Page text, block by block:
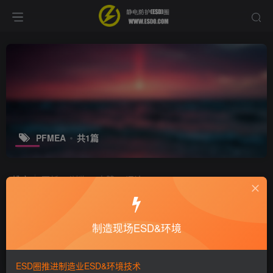
PFMEA 共1篇
排序 更新 浏览 点赞 评论
FMEA的基础知识和发展历史
培训咨询
9年前 8978
制造现场ESD&环境
ESD圈推进制造业ESD&环境技术